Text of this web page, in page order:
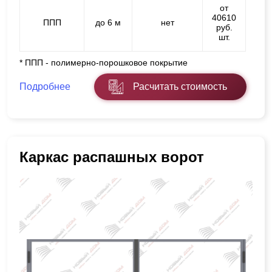
ППП до 6 м нет
от
40610
руб.
шт.
* ППП - полимерно-порошковое покрытие
Подробнее Расчитать стоимость
Каркас распашных ворот